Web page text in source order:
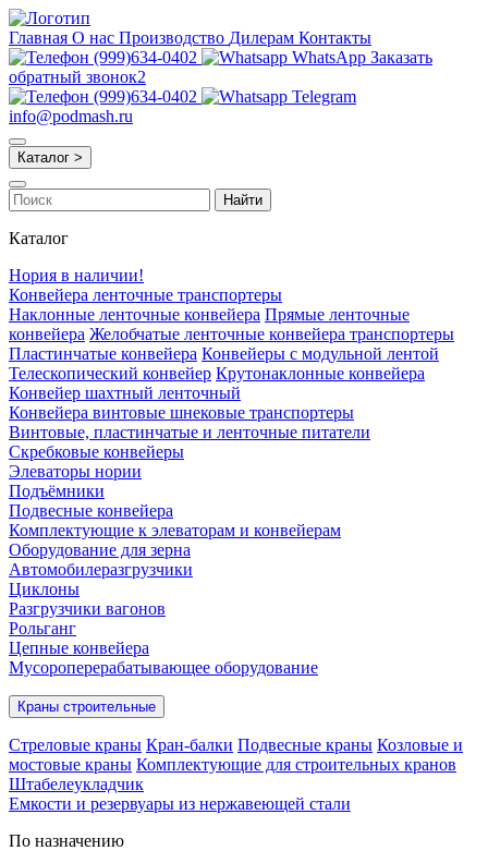
Главная О нас Производство Дилерам Контакты
(999)634-0402
WhatsApp Заказать
обратный звонок2
(999)634-0402
Telegram
info@podmash.ru
Каталог >
Найти
Каталог
Нория в наличии!
Конвейера ленточные транспортеры
Наклонные ленточные конвейера Прямые ленточные
конвейера Желобчатые ленточные конвейера транспортеры
Пластинчатые конвейера Конвейеры с модульной лентой
Телескопический конвейер Крутонаклонные конвейера
Конвейер шахтный ленточный
Конвейера винтовые шнековые транспортеры
Винтовые, пластинчатые и ленточные питатели
Скребковые конвейеры
Элеваторы нории
Подъёмники
Подвесные конвейера
Комплектующие к элеваторам и конвейерам
Оборудование для зерна
Автомобилеразгрузчики
Циклоны
Разгрузчики вагонов
Рольганг
Цепные конвейера
Мусороперерабатывающее оборудование
Краны строительные
Стреловые краны Кран-балки Подвесные краны Козловые и
мостовые краны Комплектующие для строительных кранов
Штабелеукладчик
Емкости и резервуары из нержавеющей стали
По назначению